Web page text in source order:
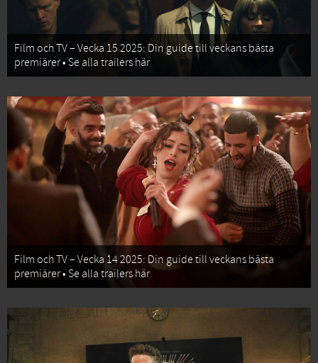
Film och TV – Vecka 15 2025: Din guide till veckans bästa
premiärer • Se alla trailers här
Film och TV – Vecka 14 2025: Din guide till veckans bästa
premiärer • Se alla trailers här